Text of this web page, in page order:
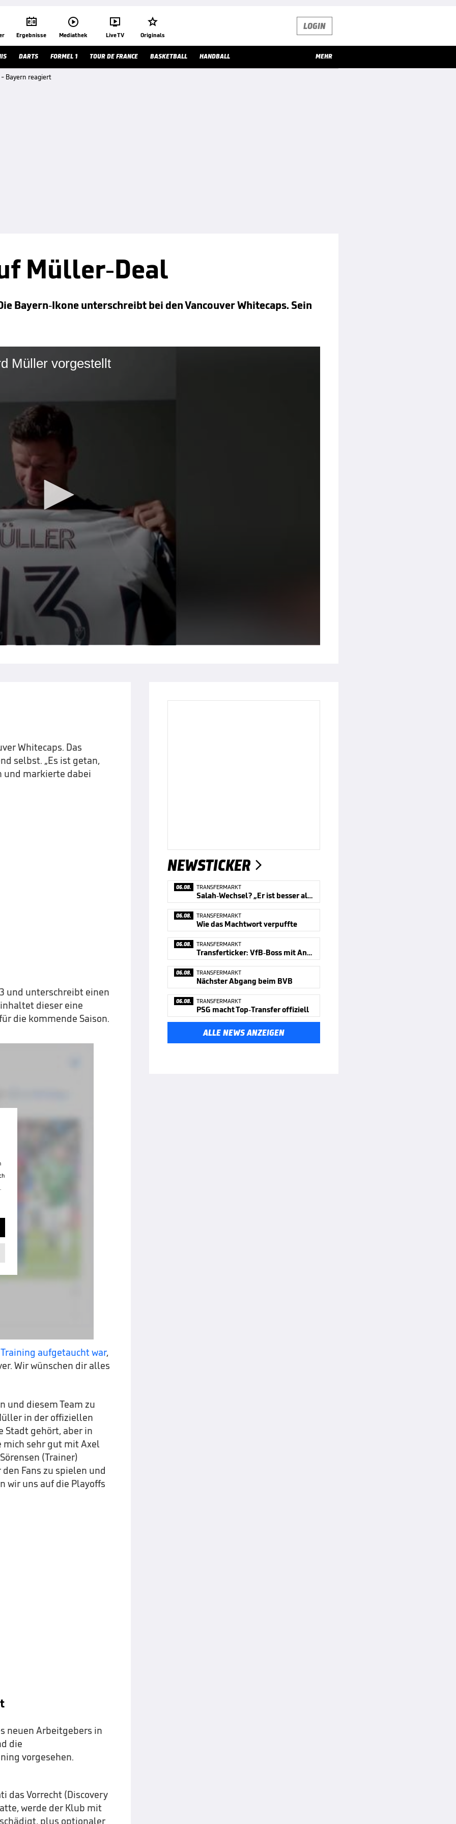

Ergebnisse

Mediathek

Live TV

Originals
LOGIN
DARTS FORMEL 1 TOUR DE FRANCE BASKETBALL HANDBALL MEHR
Bayern reagiert
Müller-Deal
Bayern-Ikone unterschreibt bei den Vancouver Whitecaps. Sein
Müller vorgestellt
Whitecaps. Das
selbst. „Es ist getan,
und markierte dabei
und unterschreibt einen
dieser eine
die kommende Saison.
aufgetaucht war,
Wir wünschen dir alles
und diesem Team zu
in der offiziellen
Stadt gehört, aber in
mich sehr gut mit Axel
(Trainer)
Fans zu spielen und
wir uns auf die Playoffs
neuen Arbeitgebers in
die
vorgesehen.
das Vorrecht (Discovery
werde der Klub mit
plus optionaler
NEWSTICKER 
06.08. TRANSFERMARKT
Salah-Wechsel? „Er ist besser als das“
06.08. TRANSFERMARKT
Wie das Machtwort verpuffte
06.08. TRANSFERMARKT
Transferticker: VfB-Boss mit Ansage
06.08. TRANSFERMARKT
Nächster Abgang beim BVB
06.08. TRANSFERMARKT
PSG macht Top-Transfer offiziell
ALLE NEWS ANZEIGEN